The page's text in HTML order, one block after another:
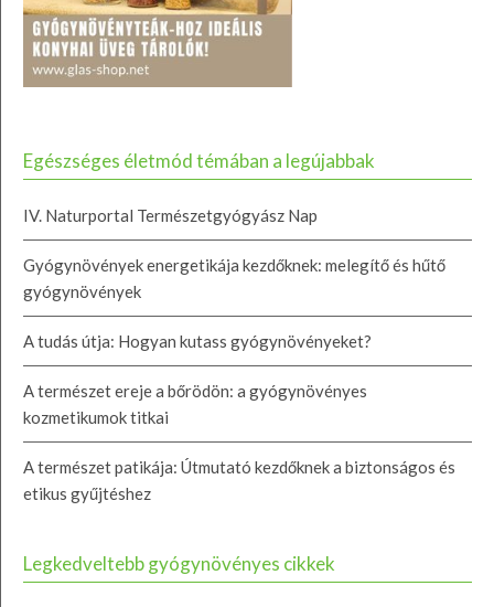
Egészséges életmód témában a legújabbak
IV. Naturportal Természetgyógyász Nap
Gyógynövények energetikája kezdőknek: melegítő és hűtő
gyógynövények
A tudás útja: Hogyan kutass gyógynövényeket?
A természet ereje a bőrödön: a gyógynövényes
kozmetikumok titkai
A természet patikája: Útmutató kezdőknek a biztonságos és
etikus gyűjtéshez
Legkedveltebb gyógynövényes cikkek